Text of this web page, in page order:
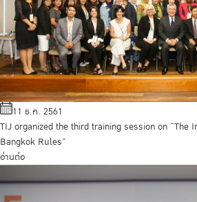
11 ธ.ค. 2561
TIJ organized the third training session on “The
Bangkok Rules”
อ่านต่อ